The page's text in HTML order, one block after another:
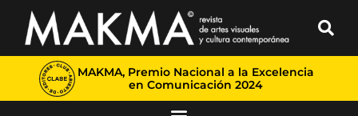
MAKMA, Premio Nacional a la Excelencia
en Comunicación 2024